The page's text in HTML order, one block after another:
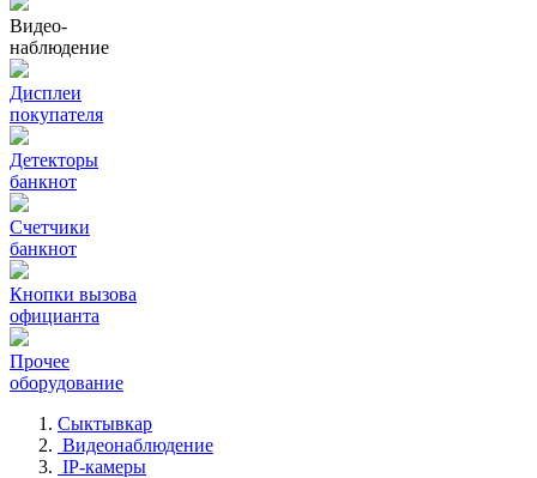
Видео‑
наблюдение
Дисплеи
покупателя
Детекторы
банкнот
Счетчики
банкнот
Кнопки вызова
официанта
Прочее
оборудование
Сыктывкар
Видеонаблюдение
IP-камеры